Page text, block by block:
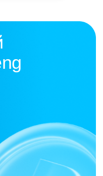
онлайн-
заданий,
скрытых
его